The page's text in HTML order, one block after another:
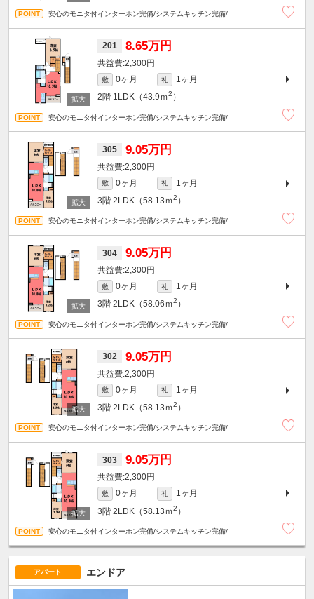
安心のモニタ付インターホン完備/システムキッチン完備/
201 8.65万円
2,300円
敷 0ヶ月 礼
1ヶ月
2階 1LDK（43.9ｍ2 ）
安心のモニタ付インターホン完備/システムキッチン完備/
305 9.05万円
2,300円
敷 0ヶ月 礼
1ヶ月
3階 2LDK（58.13ｍ2 ）
安心のモニタ付インターホン完備/システムキッチン完備/
304 9.05万円
2,300円
敷 0ヶ月 礼
1ヶ月
3階 2LDK（58.06ｍ2 ）
安心のモニタ付インターホン完備/システムキッチン完備/
302 9.05万円
2,300円
敷 0ヶ月 礼
1ヶ月
3階 2LDK（58.13ｍ2 ）
安心のモニタ付インターホン完備/システムキッチン完備/
303 9.05万円
2,300円
敷 0ヶ月 礼
1ヶ月
3階 2LDK（58.13ｍ2 ）
安心のモニタ付インターホン完備/システムキッチン完備/
アパート エンドア